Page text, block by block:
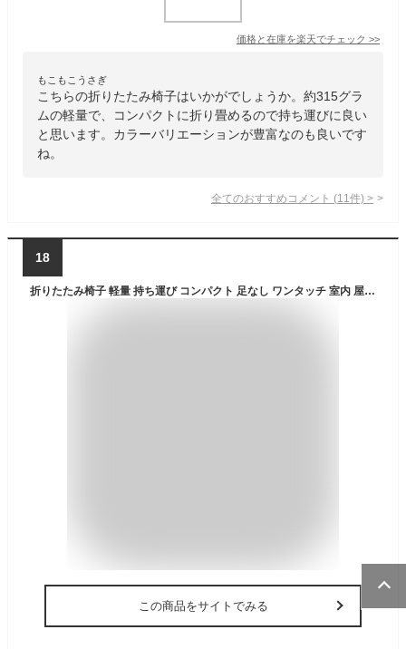
価格と在庫を楽天でチェック >>
もこもこうさぎ
こちらの折りたたみ椅子はいかがでしょうか。約315グラ
ムの軽量で、コンパクトに折り畳めるので持ち運びに良い
と思います。カラーバリエーションが豊富なのも良いです
ね。
全てのおすすめコメント (11 件) >
18
折りたたみ椅子 軽量 持ち運び コンパクト 足なし ワンタッチ 室内 屋外 小型 ミニ 高い座面 低い座面 背もたれなし 伸縮 チェア スツール アウトドア キャンプ 大人 子ども
この商品をサイトでみる